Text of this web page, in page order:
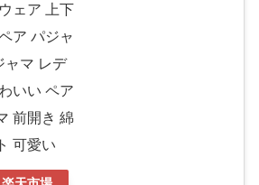
ェア 上下
ア パジャ
ャマ レデ
いい ペア
前開き 綿
可愛い